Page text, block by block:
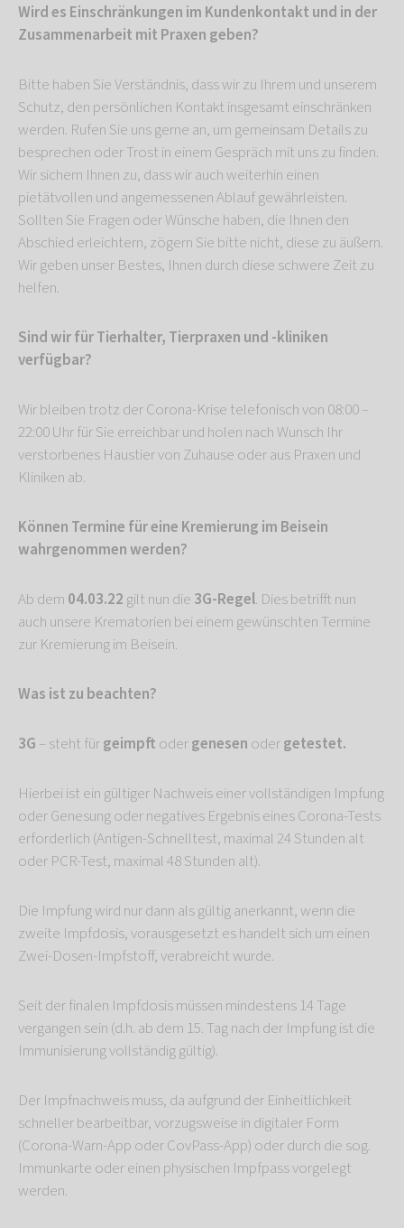
Wird es Einschränkungen im Kundenkontakt und in der
Zusammenarbeit mit Praxen geben?
Bitte haben Sie Verständnis, dass wir zu Ihrem und unserem
Schutz, den persönlichen Kontakt insgesamt einschränken
werden. Rufen Sie uns gerne an, um gemeinsam Details zu
besprechen oder Trost in einem Gespräch mit uns zu finden.
Wir sichern Ihnen zu, dass wir auch weiterhin einen
pietätvollen und angemessenen Ablauf gewährleisten.
Sollten Sie Fragen oder Wünsche haben, die Ihnen den
Abschied erleichtern, zögern Sie bitte nicht, diese zu äußern.
Wir geben unser Bestes, Ihnen durch diese schwere Zeit zu
helfen.
Sind wir für Tierhalter, Tierpraxen und -kliniken
verfügbar?
Wir bleiben trotz der Corona-Krise telefonisch von 08:00 –
22:00 Uhr für Sie erreichbar und holen nach Wunsch Ihr
verstorbenes Haustier von Zuhause oder aus Praxen und
Kliniken ab.
Können Termine für eine Kremierung im Beisein
wahrgenommen werden?
Ab dem 04.03.22 gilt nun die 3G-Regel. Dies betrifft nun
auch unsere Krematorien bei einem gewünschten Termine
zur Kremierung im Beisein.
Was ist zu beachten?
3G – steht fürgeimpft odergenesen odergetestet.
Hierbei ist ein gültiger Nachweis einer vollständigen Impfung
oder Genesung oder negatives Ergebnis eines Corona-Tests
erforderlich (Antigen-Schnelltest, maximal 24 Stunden alt
oder PCR-Test, maximal 48 Stunden alt).
Die Impfung wird nur dann als gültig anerkannt, wenn die
zweite Impfdosis, vorausgesetzt es handelt sich um einen
Zwei-Dosen-Impfstoff, verabreicht wurde.
Seit der finalen Impfdosis müssen mindestens 14 Tage
vergangen sein (d.h. ab dem 15. Tag nach der Impfung ist die
Immunisierung vollständig gültig).
Der Impfnachweis muss, da aufgrund der Einheitlichkeit
schneller bearbeitbar, vorzugsweise in digitaler Form
(Corona-Warn-App oder CovPass-App) oder durch die sog.
Immunkarte oder einen physischen Impfpass vorgelegt
werden.